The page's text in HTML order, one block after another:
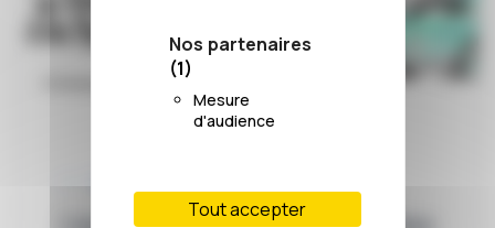
Nos partenaires
(1)
Mesure
d'audience
Tout accepter